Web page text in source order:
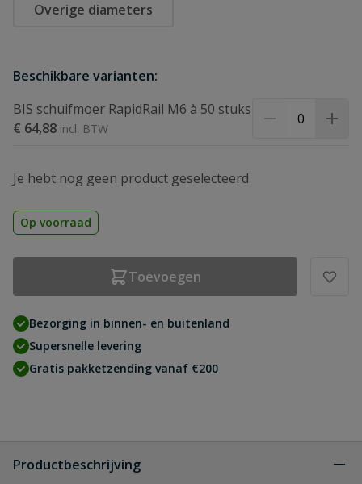
Overige diameters
Beschikbare varianten:
BIS schuifmoer RapidRail M6 à 50 stuks
€ 64,88
Je hebt nog geen product geselecteerd
Op voorraad
Toevoegen
Bezorging in binnen- en buitenland
Supersnelle levering
Gratis pakketzending vanaf €200
Productbeschrijving